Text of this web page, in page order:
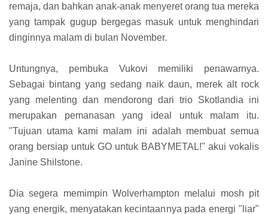
remaja, dan bahkan anak-anak menyeret orang tua mereka
yang tampak gugup bergegas masuk untuk menghindari
dinginnya malam di bulan November.
Untungnya, pembuka Vukovi memiliki penawarnya.
Sebagai bintang yang sedang naik daun, merek alt rock
yang melenting dan mendorong dari trio Skotlandia ini
merupakan pemanasan yang ideal untuk malam itu.
"Tujuan utama kami malam ini adalah membuat semua
orang bersiap untuk GO untuk BABYMETAL!" akui vokalis
Janine Shilstone.
Dia segera memimpin Wolverhampton melalui mosh pit
yang energik, menyatakan kecintaannya pada energi "liar"